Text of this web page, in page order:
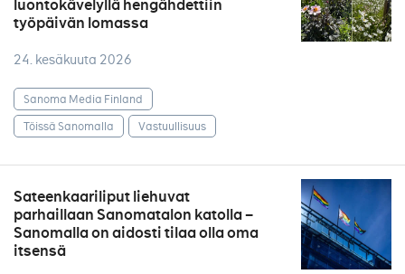
luontokävelyllä hengähdettiin
työpäivän lomassa
24. kesäkuuta 2026
Sanoma Media Finland
Töissä Sanomalla
Vastuullisuus
Sateenkaariliput liehuvat
parhaillaan Sanomatalon katolla –
Sanomalla on aidosti tilaa olla oma
itsensä